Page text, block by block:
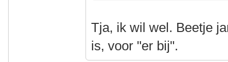
Tja, ik wil wel. Beetje
is, voor "er bij".